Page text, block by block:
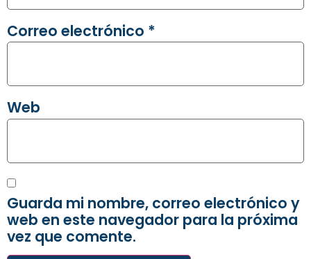
Correo electrónico *
Web
Guarda mi nombre, correo electrónico y
web en este navegador para la próxima
vez que comente.